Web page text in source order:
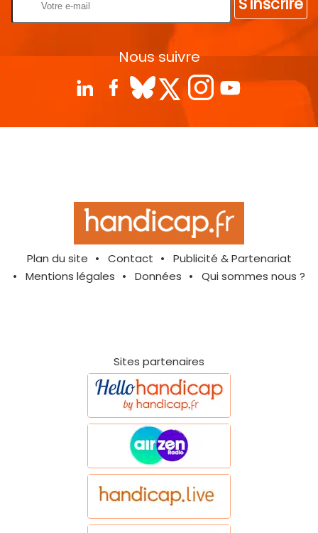
Nous suivre
Plan du site Contact
Publicité & Partenariat
Mentions légales
Données Qui sommes nous ?
Sites partenaires